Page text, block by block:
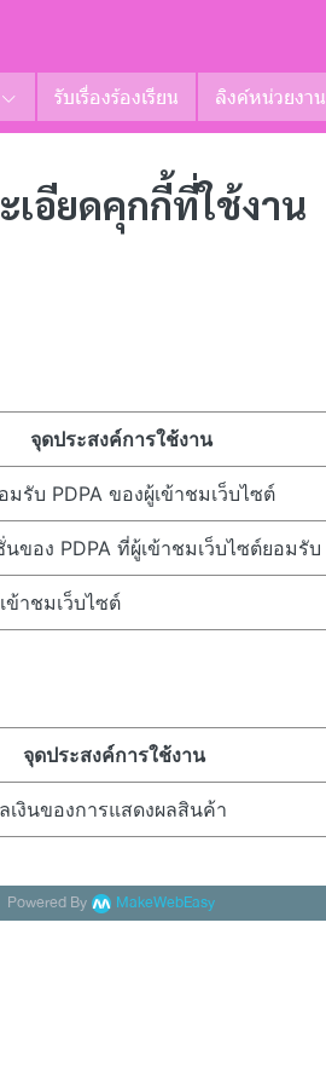
รับเรื่องร้องเรียน ลิงค์หน่วยงาน
เอียดคุกกี้ที่ใช้งาน​
จุดประสงค์การใช้งาน
รับ PDPA ของผู้เข้าชมเว็บไซต์
ของ PDPA ที่ผู้เข้าชมเว็บไซต์ยอมรับ
ข้าชมเว็บไซต์
จุดประสงค์การใช้งาน
งินของการแสดงผลสินค้า
Powered By MakeWebEasy